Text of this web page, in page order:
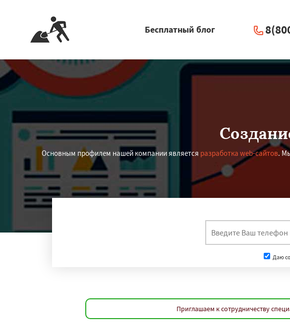
Бесплатный блог
Основным профилем нашей компании является разработка web-сайтов.
Даю
Приглашаем к сотрудничеству